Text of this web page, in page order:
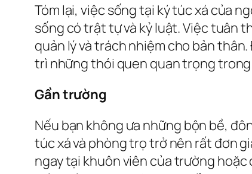
Tóm lại, việc sống tại ký túc xá của
sống có trật tự và kỷ luật. Việc tuân
quản lý và trách nhiệm cho bản
trì những thói quen quan trọng trong
Gần trường
Nếu bạn không ưa những bộn bề,
túc xá và phòng trọ trở nên rất đơn
ngay tại khuôn viên của trường